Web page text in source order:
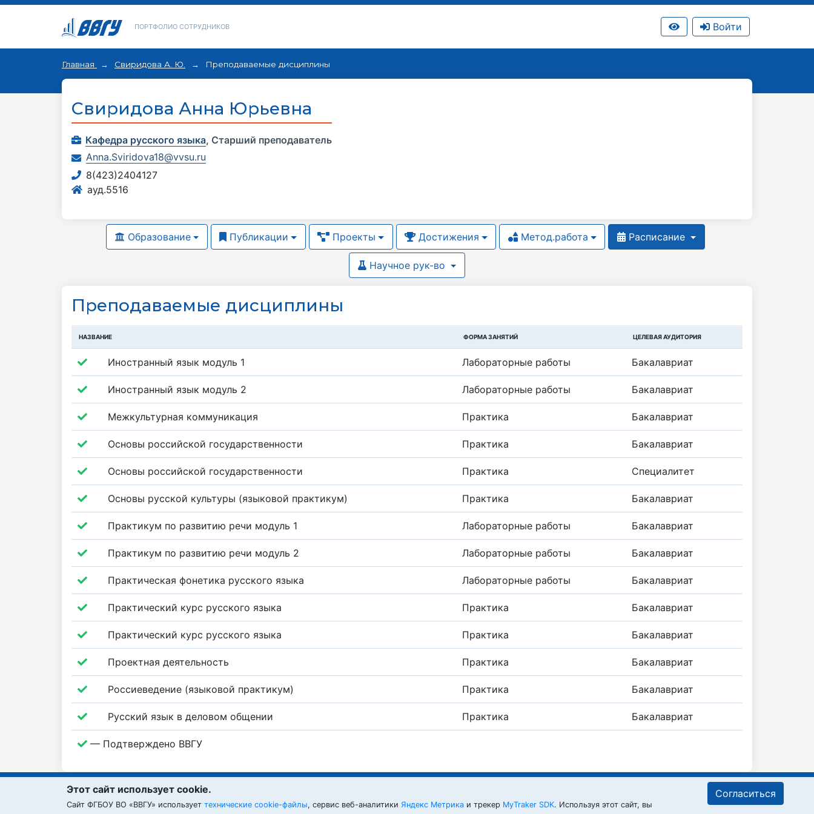
ПОРТФОЛИО СОТРУДНИКОВ Войти
Главная Свиридова А. Ю. Преподаваемые дисциплины
Свиридова Анна Юрьевна
Кафедра русского языка, Старший преподаватель
Anna.Sviridova18@vvsu.ru
8(423)2404127
ауд.5516
Образование Публикации Проекты Достижения Метод.работа Расписание
Научное рук-во
Преподаваемые дисциплины
НАЗВАНИЕ ФОРМА ЗАНЯТИЙ ЦЕЛЕВАЯ АУДИТОРИЯ
Иностранный язык модуль 1 Лабораторные работы Бакалавриат
Иностранный язык модуль 2 Лабораторные работы Бакалавриат
Межкультурная коммуникация Практика Бакалавриат
Основы российской государственности Практика Бакалавриат
Основы российской государственности Практика Специалитет
Основы русской культуры (языковой практикум) Практика Бакалавриат
Практикум по развитию речи модуль 1 Лабораторные работы Бакалавриат
Практикум по развитию речи модуль 2 Лабораторные работы Бакалавриат
Практическая фонетика русского языка Лабораторные работы Бакалавриат
Практический курс русского языка Практика Бакалавриат
Практический курс русского языка Практика Бакалавриат
Проектная деятельность Практика Бакалавриат
Россиеведение (языковой практикум) Практика Бакалавриат
Русский язык в деловом общении Практика Бакалавриат
— Подтверждено ВВГУ
ВВГУ © 2026
Этот сайт использует cookie.
Cайт ФГБОУ ВО «ВВГУ» использует технические cookie-файлы, сервис веб-аналитики Яндекс Метрика и трекер MyTraker SDK. Используя этот сайт, вы
Согласиться